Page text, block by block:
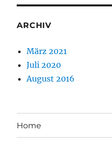
ARCHIV
März 2021
Juli 2020
August 2016
Home